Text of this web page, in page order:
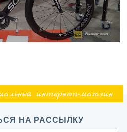
интернет-магазин
НА РАССЫЛКУ